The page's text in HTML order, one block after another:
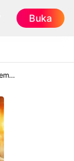
Buka
Gadis Kota Dan Pemburu Desa